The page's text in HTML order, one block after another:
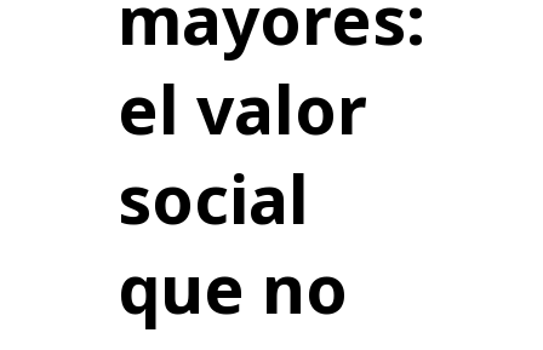
mayores:
el valor
social
que no